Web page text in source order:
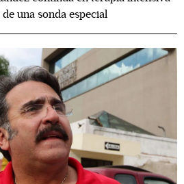
una sonda especial